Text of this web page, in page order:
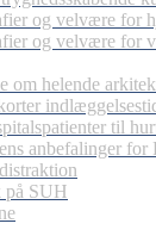
og velvære for
og velvære for
om helende
til
anbefalinger
på SUH